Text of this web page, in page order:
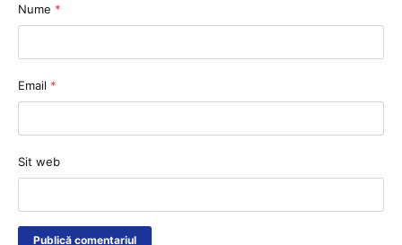
Nume *
Email *
Sit web